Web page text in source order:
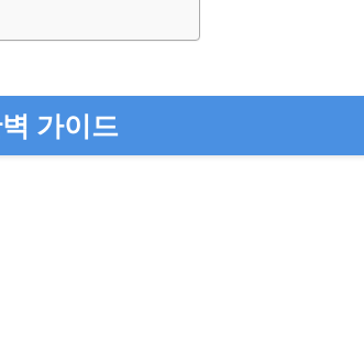
가이드